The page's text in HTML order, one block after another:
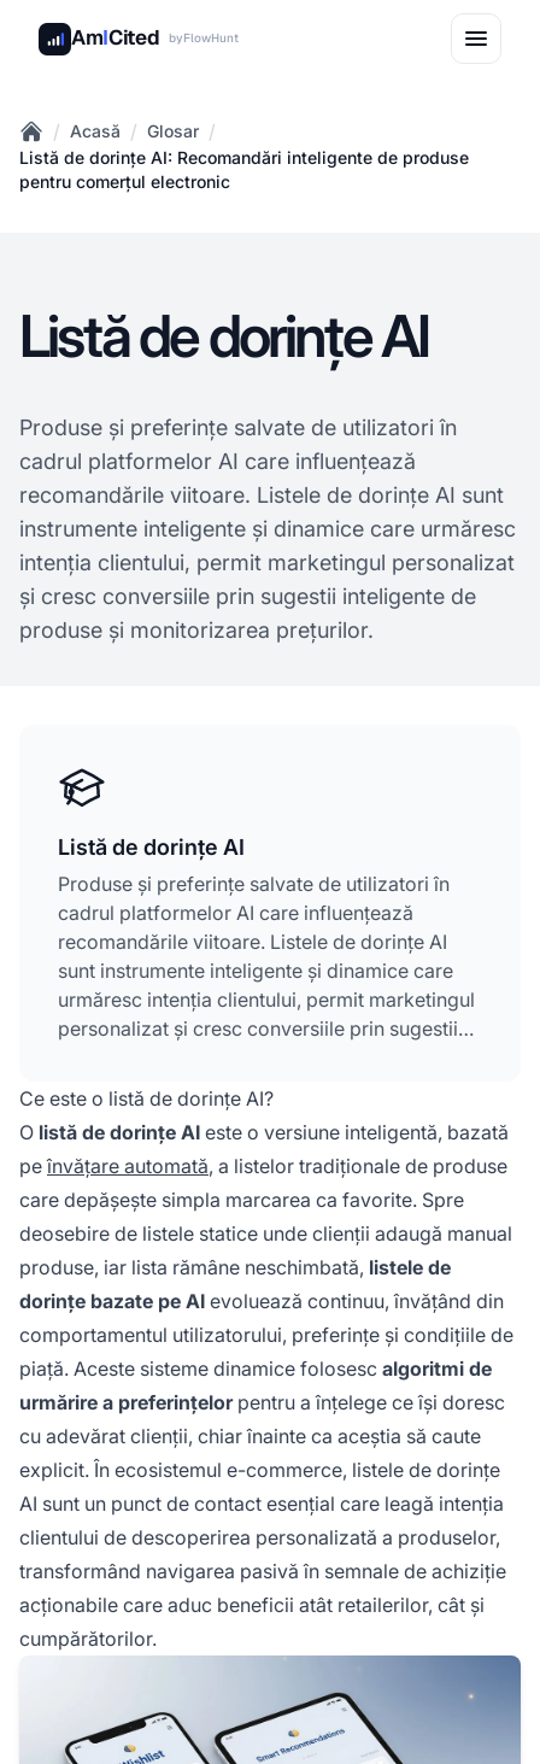
AmICited byFlowHunt
Home
/ Acasă / Glosar /
Listă de dorințe AI: Recomandări inteligente de produse
pentru comerțul electronic
Listă de dorințe AI
Produse și preferințe salvate de utilizatori în
cadrul platformelor AI care influențează
recomandările viitoare. Listele de dorințe AI sunt
instrumente inteligente și dinamice care urmăresc
intenția clientului, permit marketingul personalizat
și cresc conversiile prin sugestii inteligente de
produse și monitorizarea prețurilor.
Listă de dorințe AI
Produse și preferințe salvate de utilizatori în
cadrul platformelor AI care influențează
recomandările viitoare. Listele de dorințe AI
sunt instrumente inteligente și dinamice care
urmăresc intenția clientului, permit marketingul
personalizat și cresc conversiile prin sugestii
prețurilor.
Ce este o listă de dorințe AI?
O listă de dorințe AI este o versiune inteligentă, bazată
peînvățare automată, a listelor tradiționale de produse
care depășește simpla marcarea ca favorite. Spre
deosebire de listele statice unde clienții adaugă manual
produse, iar lista rămâne neschimbată, listele de
dorințe bazate pe AI evoluează continuu, învățând din
comportamentul utilizatorului, preferințe și condițiile de
piață. Aceste sisteme dinamice folosesc algoritmi de
urmărire a preferințelorpentru a înțelege ce își doresc
cu adevărat clienții, chiar înainte ca aceștia să caute
explicit. În ecosistemul e-commerce, listele de dorințe
AI sunt un punct de contact esențial care leagă intenția
clientului de descoperirea personalizată a produselor,
transformând navigarea pasivă în semnale de achiziție
acționabile care aduc beneficii atât retailerilor, cât și
cumpărătorilor.